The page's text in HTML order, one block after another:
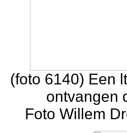
(foto 6140) Een
ontvangen
Foto Willem